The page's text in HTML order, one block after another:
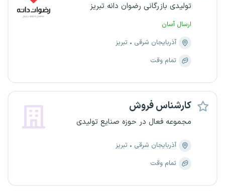
تولیدی بازرگانی رضوان دانه تبریز
ارسال آسان
آذربایجان شرقی
تبریز
تمام وقت
کارشناس فروش
مجموعه فعال در حوزه صنایع تولیدی
آذربایجان شرقی
تبریز
تمام وقت